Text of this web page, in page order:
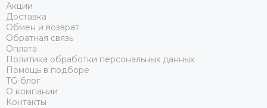
Акции
Доставка
Обмен и возврат
Обратная связь
Оплата
Политика обработки персональных данных
Помощь в подборе
TG-блог
О компании
Контакты